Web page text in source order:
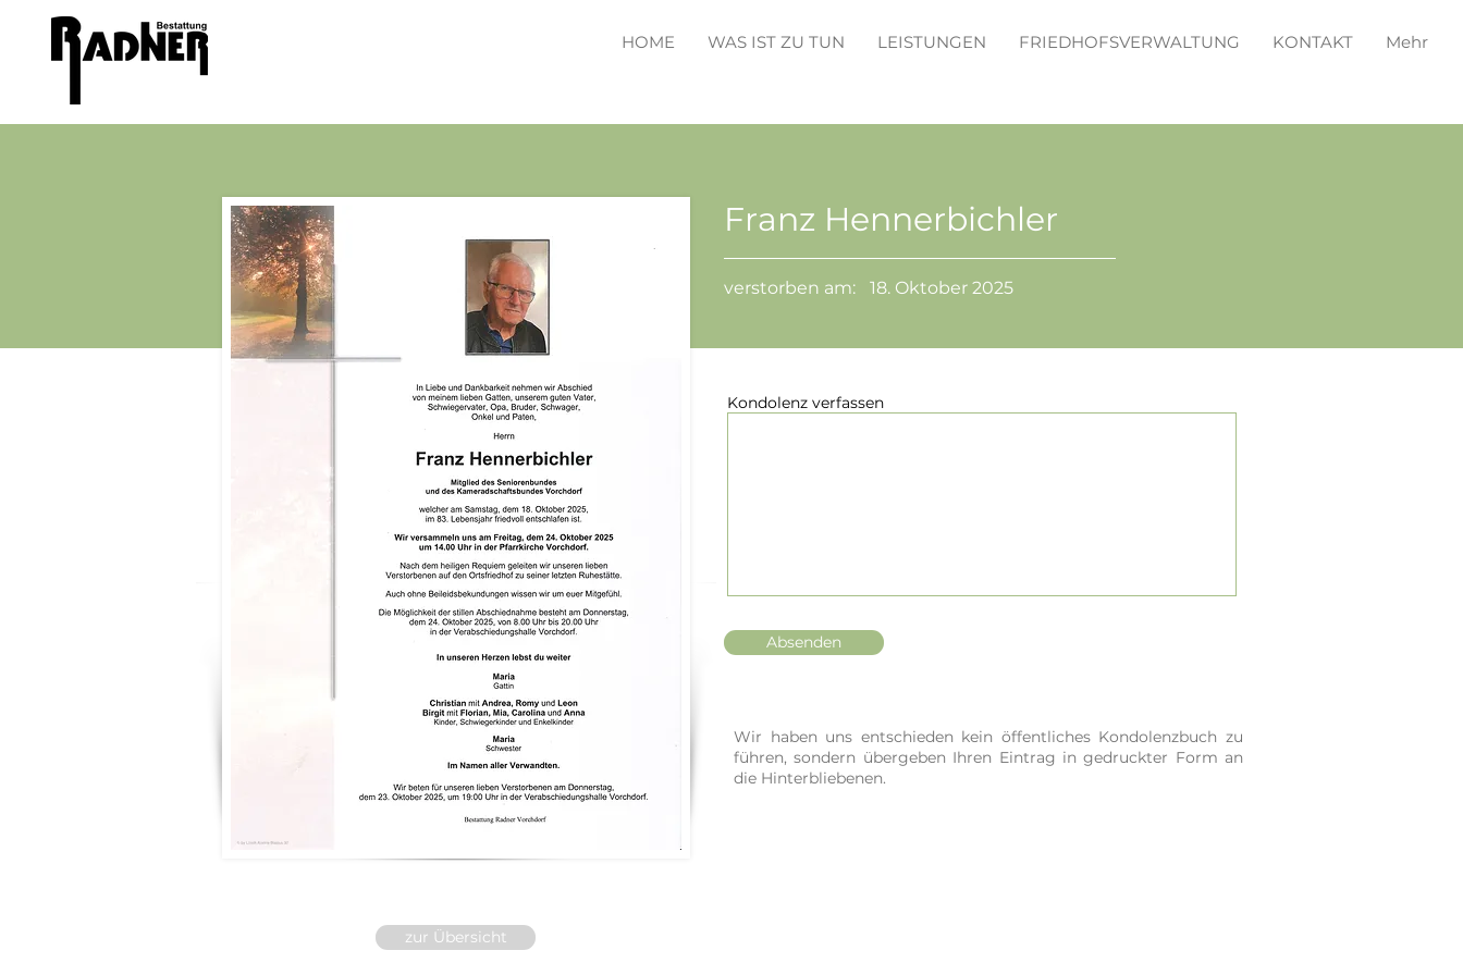
HOME WAS IST ZU TUN LEISTUNGEN FRIEDHOFSVERWALTUNG KONTAKT Mehr
Franz Hennerbichler
verstorben am: 18. Oktober 2025
Kondolenz verfassen
Absenden
Wir haben uns entschieden kein öffentliches Kondolenzbuch zu
führen, sondern übergeben Ihren Eintrag in gedruckter Form an
die Hinterbliebenen.
zur Übersicht